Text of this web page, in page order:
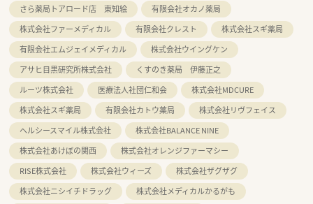
さら薬局トアロード店 東知絵
有限会社オカノ薬局
株式会社ファーメディカル
有限会社クレスト
株式会社スギ薬局
有限会社エムジェイメディカル
株式会社ウイングケン
アサヒ目黒研究所株式会社
くすのき薬局 伊藤正之
ルーツ株式会社
医療法人社団仁和会
株式会社MDCURE
株式会社スギ薬局
有限会社カトウ薬局
株式会社リヴフェイス
ヘルシースマイル株式会社
株式会社BALANCE NINE
株式会社あけぼの関西
株式会社オレンジファーマシー
RISE株式会社
株式会社ウィーズ
株式会社ザグザグ
株式会社ニシイチドラッグ
株式会社メディカルかるがも